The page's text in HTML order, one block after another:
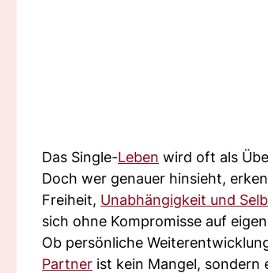
Das Single-Leben wird oft als
Doch wer genauer hinsieht,
Freiheit, Unabhängigkeit und
sich ohne Kompromisse auf
Ob persönliche
Partner ist kein Mangel, sondern